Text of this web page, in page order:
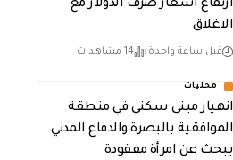
ارتفاع اسعار صرف الدولار مع
الاغلاق
قبل ساعة واحدة 14 مشاهدات
محليات
انهيار مبنى سكني في منطقة
الموافقية بالبصرة والدفاع المدني
يبحث عن امرأة مفقودة